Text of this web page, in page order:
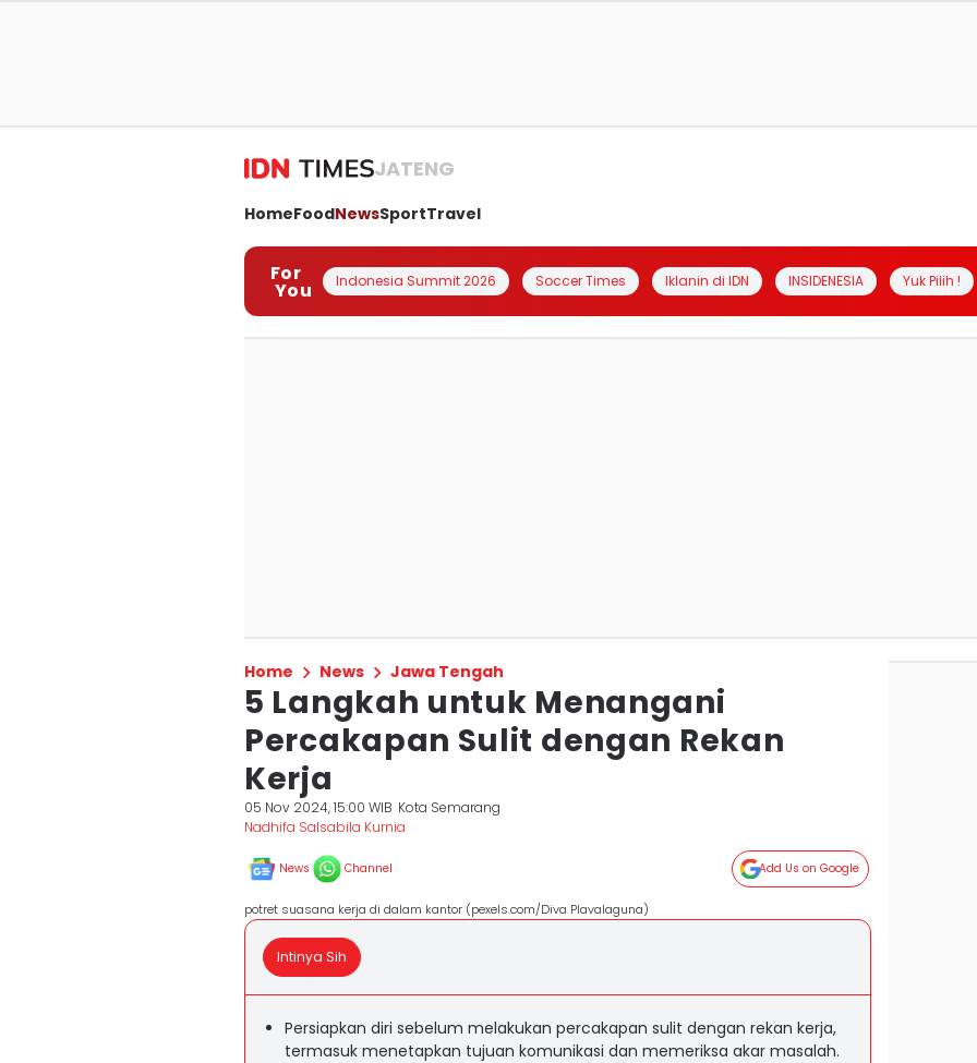
JATENG
HomeFoodNewsSportTravel
For
You Indonesia Summit 2026 Soccer Times Iklanin di IDN INSIDENESIA Yuk Pilih !
Home News Jawa Tengah
5 Langkah untuk Menangani
Percakapan Sulit dengan Rekan
Kerja
05 Nov 2024, 15:00 WIB Kota Semarang
Nadhifa Salsabila Kurnia
News Channel Add Us on Google
potret suasana kerja di dalam kantor (pexels.com/Diva Plavalaguna)
Intinya Sih
Persiapkan diri sebelum melakukan percakapan sulit dengan rekan kerja,
termasuk menetapkan tujuan komunikasi dan memeriksa akar masalah.